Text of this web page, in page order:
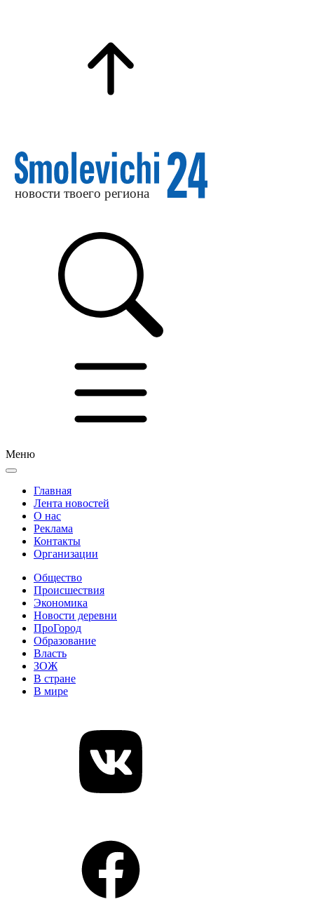
Меню
Главная
Лента новостей
О нас
Реклама
Контакты
Организации
Общество
Происшествия
Экономика
Новости деревни
ПроГород
Образование
Власть
ЗОЖ
В стране
В мире